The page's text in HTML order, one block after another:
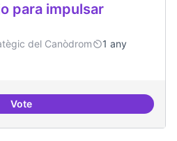
para impulsar
del Canòdrom
1 any
VoteGrupos de trabajo para impulsar